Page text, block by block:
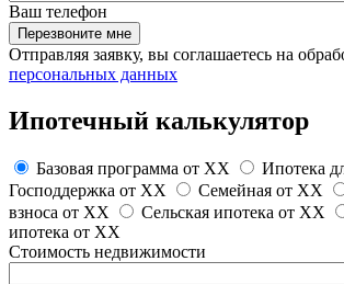
Ваш телефон
Перезвоните мне
Отправляя заявку, вы соглашаетесь на
персональных данных
Ипотечный калькулятор
Базовая программа от XX Ипотека
Господдержка от XX Семейная от XX
взноса от XX Сельская ипотека от XX
ипотека от XX
Стоимость недвижимости